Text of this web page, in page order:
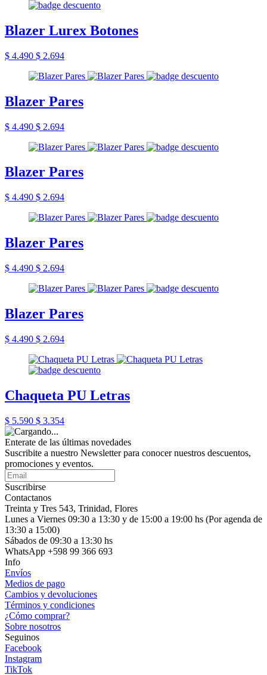
Blazer Lurex Botones
$ 4.490 $ 2.694
Blazer Pares
$ 4.490 $ 2.694
Blazer Pares
$ 4.490 $ 2.694
Blazer Pares
$ 4.490 $ 2.694
Blazer Pares
$ 4.490 $ 2.694
Chaqueta PU Letras
$ 5.590 $ 3.354
Enterate de las últimas novedades
Suscribite a nuestro Newsletter para conocer nuestros descuentos,
promociones y eventos.
Suscribirse
Contactanos
Treinta y Tres 543, Trinidad, Flores
Lunes a Viernes 09:30 a 13:30 y de 15:00 a 19:00 hs (Por agenda de
13:30 a 15:00)
Sábados de 09:30 a 13:30 hs
WhatsApp +598 99 366 693
Info
Envíos
Medios de pago
Cambios y devoluciones
Términos y condiciones
¿Cómo comprar?
Sobre nosotros
Seguinos
Facebook
Instagram
TikTok